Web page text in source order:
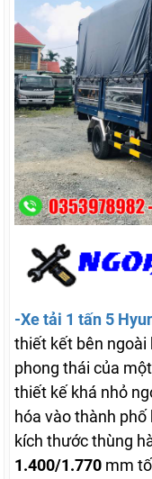
-Xe tải 1 tấn 5
thiết kết bên
phong thái của
thiết kế khá nhỏ
hóa vào thành
kích thước thùng
1.400/1.770 mm